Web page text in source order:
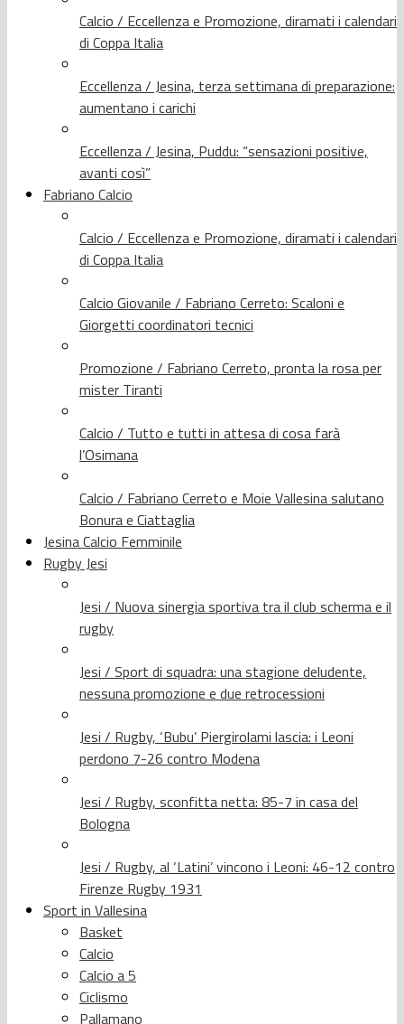
Calcio / Eccellenza e Promozione, diramati i calendari
di Coppa Italia
Eccellenza / Jesina, terza settimana di preparazione:
aumentano i carichi
Eccellenza / Jesina, Puddu: “sensazioni positive,
avanti così”
Fabriano Calcio
Calcio / Eccellenza e Promozione, diramati i calendari
di Coppa Italia
Calcio Giovanile / Fabriano Cerreto: Scaloni e
Giorgetti coordinatori tecnici
Promozione / Fabriano Cerreto, pronta la rosa per
mister Tiranti
Calcio / Tutto e tutti in attesa di cosa farà
l’Osimana
Calcio / Fabriano Cerreto e Moie Vallesina salutano
Bonura e Ciattaglia
Jesina Calcio Femminile
Rugby Jesi
Jesi / Nuova sinergia sportiva tra il club scherma e il
rugby
Jesi / Sport di squadra: una stagione deludente,
nessuna promozione e due retrocessioni
Jesi / Rugby, ‘Bubu’ Piergirolami lascia: i Leoni
perdono 7-26 contro Modena
Jesi / Rugby, sconfitta netta: 85-7 in casa del
Bologna
Jesi / Rugby, al ‘Latini’ vincono i Leoni: 46-12 contro
Firenze Rugby 1931
Sport in Vallesina
Basket
Calcio
Calcio a 5
Ciclismo
Pallamano